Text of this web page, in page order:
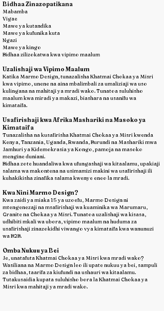
Bidhaa Zinazopatikana
Mabamba
Vigae
Mawe ya kutandika
Mawe ya kufunika kuta
Ngazi
Mawe ya kingo
Bidhaa zilizokatwa kwa vipimo maalum
Uzalishaji wa Vipimo Maalum
Katika Marmo Design, tunazalisha Khatmai Chokaa ya Misri
kwa vipimo, unene na aina mbalimbali za umaliziaji wa uso
kulingana na mahitaji ya mradi wako. Tunatoa suluhisho
maalum kwa miradi ya makazi, biashara na usanifu wa
kimataifa.
Usafirishaji kwa Afrika Mashariki na Masoko ya
Kimataifa
Tunazalisha na kusafirisha Khatmai Chokaa ya Misri kwenda
Kenya, Tanzania, Uganda, Rwanda, Burundi na Mashariki mwa
Jamhuri ya Kidemokrasia ya Kongo, pamoja na masoko
mengine duniani.
Bidhaa zote huandaliwa kwa ufungashaji wa kitaalamu, upakiaji
salama wa makontena na usimamizi makini wa usafirishaji ili
kuhakikisha zinafika salama kwenye eneo la mradi.
Kwa Nini Marmo Design?
Kwa zaidi ya miaka 15 ya uzoefu, Marmo Design ni
mtengenezaji na msafirishaji wa kuaminika wa Marumaru,
Granite na Chokaa ya Misri. Tunatoa uzalishaji wa kisasa,
udhibiti mkali wa ubora, vipimo maalum na huduma za
usafirishaji zinazokidhi viwango vya kimataifa kwa wanunuzi
wa B2B.
Omba Nukuu ya Bei
Je, unatafuta Khatmai Chokaa ya Misri kwa mradi wako?
Wasiliana na Marmo Design leo ili upate nukuu ya bei, sampuli
za bidhaa, taarifa za kiufundi na ushauri wa kitaalamu.
Tutakusaidia kupata suluhisho bora la Khatmai Chokaa ya
Misri kwa mahitaji ya mradi wako.